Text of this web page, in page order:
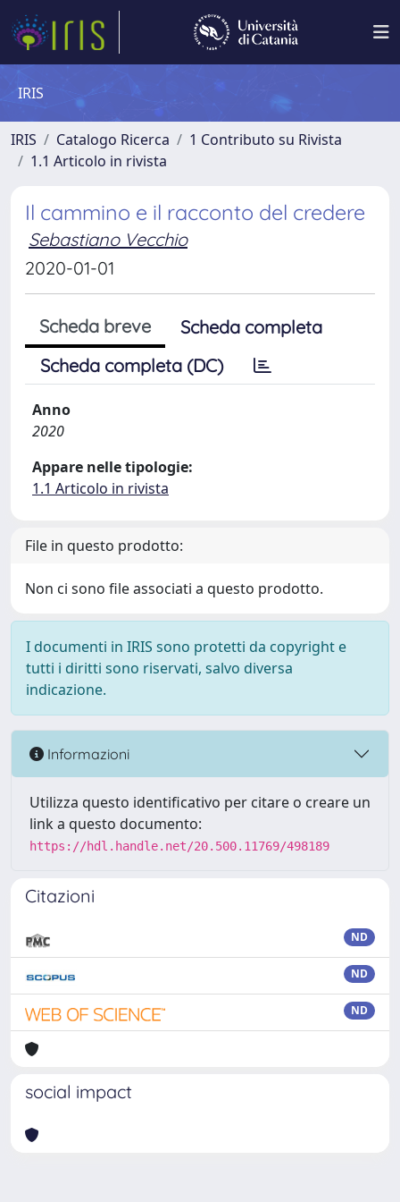
IRIS
IRIS Catalogo Ricerca
1 Contributo su Rivista
1.1 Articolo in rivista
Il cammino e il racconto del credere
Sebastiano Vecchio
2020-01-01
Scheda breve
Scheda completa
Scheda completa (DC)
Anno
2020
Appare nelle tipologie:
1.1 Articolo in rivista
File in questo prodotto:
Non ci sono file associati a questo prodotto.
I documenti in IRIS sono protetti da copyright e
tutti i diritti sono riservati, salvo diversa
indicazione.
Informazioni
Utilizza questo identificativo per citare o creare un
link a questo documento:
https://hdl.handle.net/20.500.11769/498189
Citazioni
ND
ND
ND
social impact